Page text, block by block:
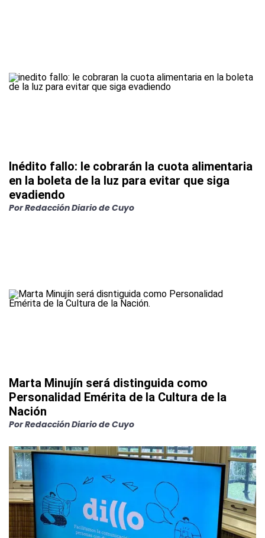
Inédito fallo: le cobrarán la cuota alimentaria
en la boleta de la luz para evitar que siga
evadiendo
PorRedacción Diario de Cuyo
Marta Minujín será distinguida como
Personalidad Emérita de la Cultura de la
Nación
PorRedacción Diario de Cuyo